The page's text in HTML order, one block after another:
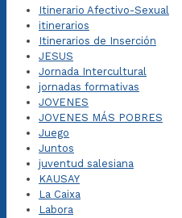
Itinerario Afectivo-Sexual
itinerarios
Itinerarios de Inserción
JESUS
Jornada Intercultural
jornadas formativas
JOVENES
JOVENES MÁS POBRES
Juego
Juntos
juventud salesiana
KAUSAY
La Caixa
Labora